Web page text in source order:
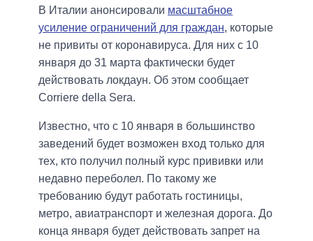
В Италии анонсировали масштабное
усиление ограничений для граждан, которые
не привиты от коронавируса. Для них с 10
января до 31 марта фактически будет
действовать локдаун. Об этом сообщает
Corriere della Sera.
Известно, что с 10 января в большинство
заведений будет возможен вход только для
тех, кто получил полный курс прививки или
недавно переболел. По такому же
требованию будут работать гостиницы,
метро, авиатранспорт и железная дорога. До
конца января будет действовать запрет на